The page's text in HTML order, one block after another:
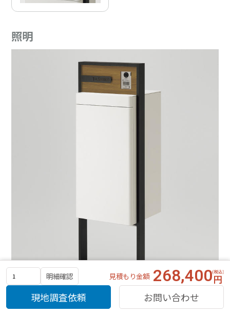
明細確認 見積もり金額 268,400
現地調査依頼 お問い合わせ
照明
照明あり仕様の場合、表札部を照らすサインライト、足